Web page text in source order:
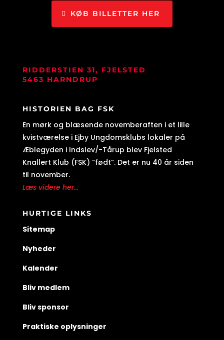
KØB BILLETTER HER
RIDDERSTIEN 31, FJELSTED
5463 HARNDRUP
HISTORIEN BAG FSK
En mørk og blæsende novemberaften i et lille
kvistværelse i Ejby Ungdomsklubs lokaler på
Æblegyden i Indslev/-Tårup blev Fjelsted
Knallert Klub (FSK) “født”. Det er nu 40 år siden
til november.
Læs videre her...
HURTIGE LINKS
Sitemap
Nyheder
Kalender
Bliv medlem
Bliv sponsor
Praktiske oplysninger